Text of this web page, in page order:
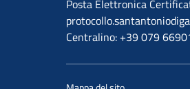
Posta Elettronica
Centralino: +39 079